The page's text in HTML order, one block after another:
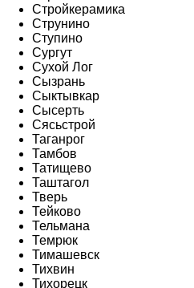
Стройкерамика
Струнино
Ступино
Сургут
Сухой Лог
Сызрань
Сыктывкар
Сысерть
Сясьстрой
Таганрог
Тамбов
Татищево
Таштагол
Тверь
Тейково
Тельмана
Темрюк
Тимашевск
Тихвин
Тихорецк